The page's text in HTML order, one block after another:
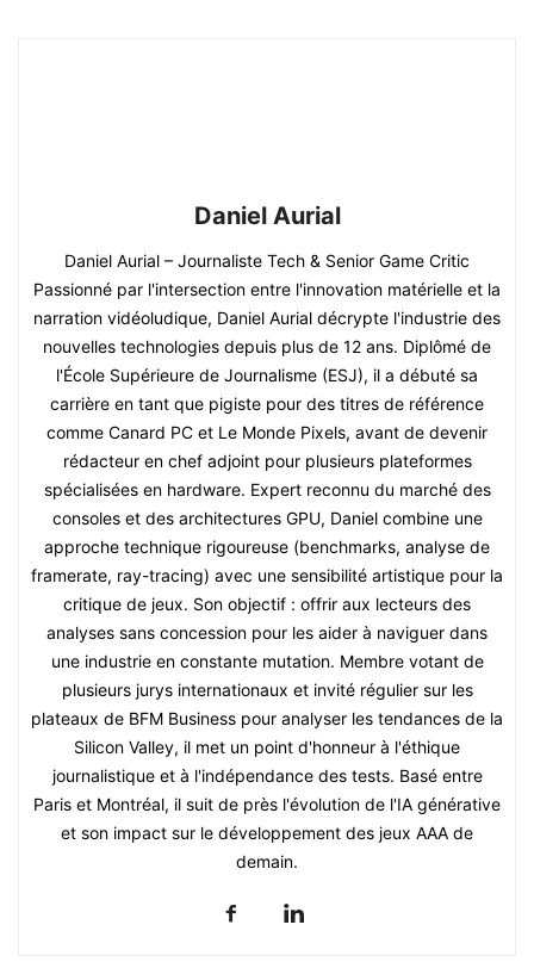
Daniel Aurial
Daniel Aurial – Journaliste Tech & Senior Game Critic
Passionné par l'intersection entre l'innovation matérielle et la
narration vidéoludique, Daniel Aurial décrypte l'industrie des
nouvelles technologies depuis plus de 12 ans. Diplômé de
l'École Supérieure de Journalisme (ESJ), il a débuté sa
carrière en tant que pigiste pour des titres de référence
comme Canard PC et Le Monde Pixels, avant de devenir
rédacteur en chef adjoint pour plusieurs plateformes
spécialisées en hardware. Expert reconnu du marché des
consoles et des architectures GPU, Daniel combine une
approche technique rigoureuse (benchmarks, analyse de
framerate, ray-tracing) avec une sensibilité artistique pour la
critique de jeux. Son objectif : offrir aux lecteurs des
analyses sans concession pour les aider à naviguer dans
une industrie en constante mutation. Membre votant de
plusieurs jurys internationaux et invité régulier sur les
plateaux de BFM Business pour analyser les tendances de la
Silicon Valley, il met un point d'honneur à l'éthique
journalistique et à l'indépendance des tests. Basé entre
Paris et Montréal, il suit de près l'évolution de l'IA générative
et son impact sur le développement des jeux AAA de
demain.